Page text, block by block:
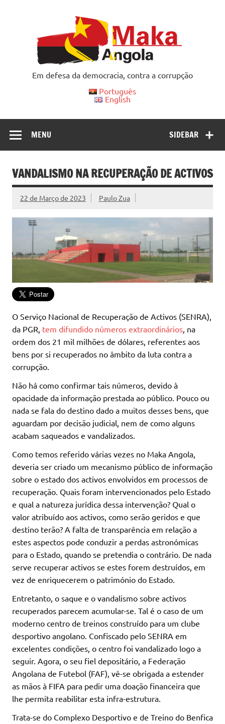
Em defesa da democracia, contra a corrupção
Português
English
SIDEBAR
MENU
VANDALISMO NA RECUPERAÇÃO DE ACTIVOS
22 de Março de 2023 Paulo Zua
O Serviço Nacional de Recuperação de Activos (SENRA),
da PGR, tem difundido números extraordinários , na
ordem dos 21 mil milhões de dólares, referentes aos
bens por si recuperados no âmbito da luta contra a
corrupção.
Não há como confirmar tais números, devido à
opacidade da informação prestada ao público. Pouco ou
nada se fala do destino dado a muitos desses bens, que
aguardam por decisão judicial, nem de como alguns
acabam saqueados e vandalizados.
Como temos referido várias vezes no Maka Angola,
deveria ser criado um mecanismo público de informação
sobre o estado dos activos envolvidos em processos de
recuperação. Quais foram intervencionados pelo Estado
e qual a natureza jurídica dessa intervenção? Qual o
valor atribuído aos activos, como serão geridos e que
destino terão? A falta de transparência em relação a
estes aspectos pode conduzir a perdas astronómicas
para o Estado, quando se pretendia o contrário. De nada
serve recuperar activos se estes forem destruídos, em
vez de enriquecerem o património do Estado.
Entretanto, o saque e o vandalismo sobre activos
recuperados parecem acumular-se. Tal é o caso de um
moderno centro de treinos construído para um clube
desportivo angolano. Confiscado pelo SENRA em
excelentes condições, o centro foi vandalizado logo a
seguir. Agora, o seu fiel depositário, a Federação
Angolana de Futebol (FAF), vê-se obrigada a estender
as mãos à FIFA para pedir uma doação financeira que
lhe permita reabilitar esta infra-estrutura.
Trata-se do Complexo Desportivo e de Treino do Benfica